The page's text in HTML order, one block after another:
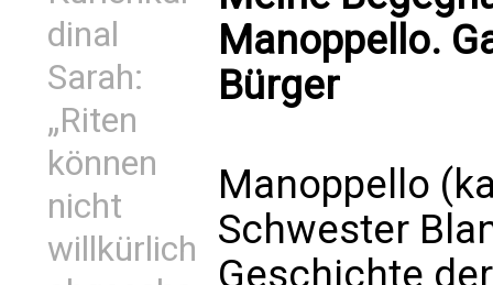
dinal
Sarah:
„Riten
können
nicht
willkürlich
Manoppello.
Bürger
Manoppello
Schwester
Geschichte